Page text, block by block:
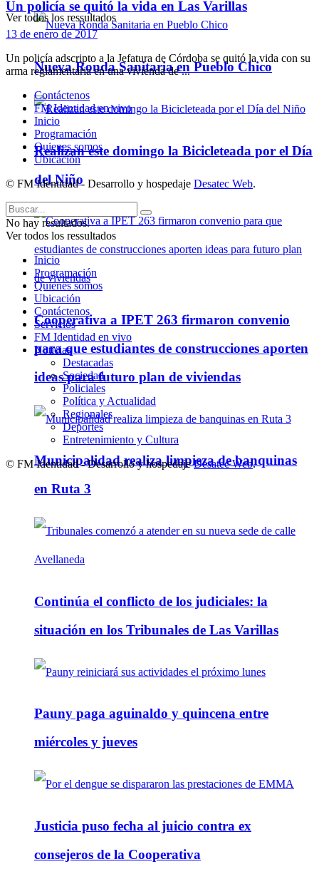
Nueva Ronda Sanitaria en Pueblo Chico
Realizan este domingo la Bicicleteada por el Día
del Niño
Cooperativa a IPET 263 firmaron convenio
para que estudiantes de construcciones aporten
ideas para futuro plan de viviendas
Municipalidad realiza limpieza de banquinas
en Ruta 3
Continúa el conflicto de los judiciales: la
situación en los Tribunales de Las Varillas
Pauny paga aguinaldo y quincena entre
miércoles y jueves
Justicia puso fecha al juicio contra ex
consejeros de la Cooperativa
Ver todos los ressultados
Un policía se quitó la vida en Las Varillas
13 de enero de 2017
Un policía adscripto a la Jefatura de Córdoba se quitó la vida con su
arma reglamentaria en una vivienda de ...
Contáctenos
FM Identidad en vivo
Inicio
Programación
Quienes somos
Ubicación
© FM Identidad - Desarrollo y hospedaje Desatec Web.
No hay resultados.
Ver todos los ressultados
Inicio
Programación
Quienes somos
Ubicación
Contáctenos
Servicios
FM Identidad en vivo
Noticias
Destacadas
Sociedad
Policiales
Política y Actualidad
Regionales
Deportes
Entretenimiento y Cultura
© FM Identidad - Desarrollo y hospedajeDesatec Web.